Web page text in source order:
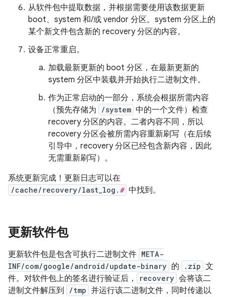
从软件包中提取数据，并根据需要使用该数据更新
boot、system 和/或 vendor 分区。system 分区上的
某个新文件包含新的 recovery 分区的内容。
设备正常重启。
加载最新更新的 boot 分区，在最新更新的
system 分区中装载并开始执行二进制文件。
作为正常启动的一部分，系统会根据所需内容
（预先存储为
/system 中的一个文件）检查
recovery 分区的内容。二者内容不同，所以
recovery 分区会被所需内容重新刷写（在后续
引导中，recovery 分区已经包含新内容，因此
无需重新刷写）。
系统更新完成！更新日志可以在
/cache/recovery/last_log. # 中找到。
更新软件包
更新软件包是包含可执行二进制文件 META-
INF/com/google/android/update-binary 的 .zip 文
件。对软件包上的签名进行验证后，
recovery 会将该二
进制文件解压到
/tmp 并运行该二进制文件，同时传递以